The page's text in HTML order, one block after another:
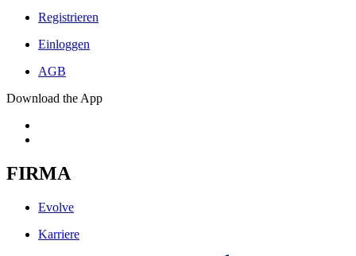
Registrieren
Einloggen
AGB
Download the App
FIRMA
Evolve
Karriere